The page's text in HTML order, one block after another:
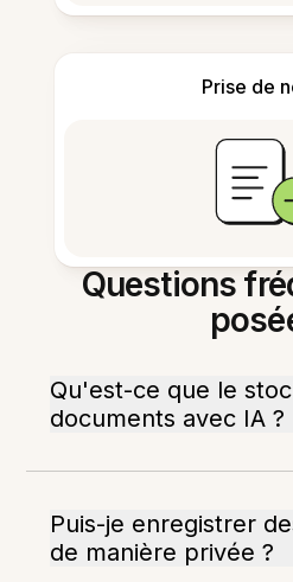
Prise de
Questions
Qu'est-ce que le
documents avec IA ?
Puis-je enregistrer
de manière privée ?